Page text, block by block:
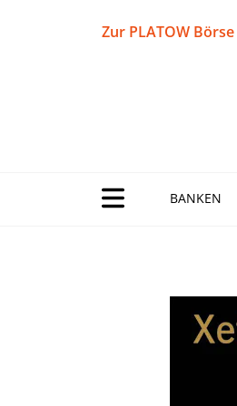
Zur PLATOW Börse
BANKEN